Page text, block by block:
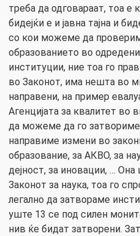
треба да одговараат, тоа е
бидејќи е и јавна тајна и
со кои можеме да
образованието во
институции, ние тоа го
во Законот, има нешта во
направени, на пример
Агенцијата за квалитет во
да можеме да го
направиме измени во
образование, за АКВО, за
дејност, за иновации, …
Законот за наука, тоа го
легално да затвораме
уште 13 се под силен
нив ќе бидат затворени.